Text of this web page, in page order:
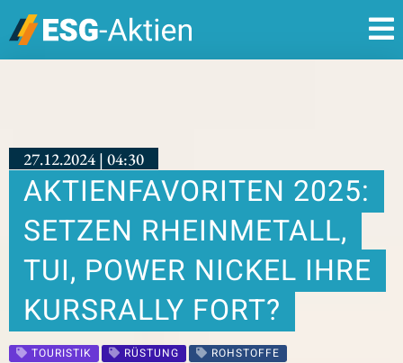
27.12.2024 | 04:30
AKTIENFAVORITEN 2025:
SETZEN RHEINMETALL,
TUI, POWER NICKEL IHRE
KURSRALLY FORT?
TOURISTIK RÜSTUNG ROHSTOFFE